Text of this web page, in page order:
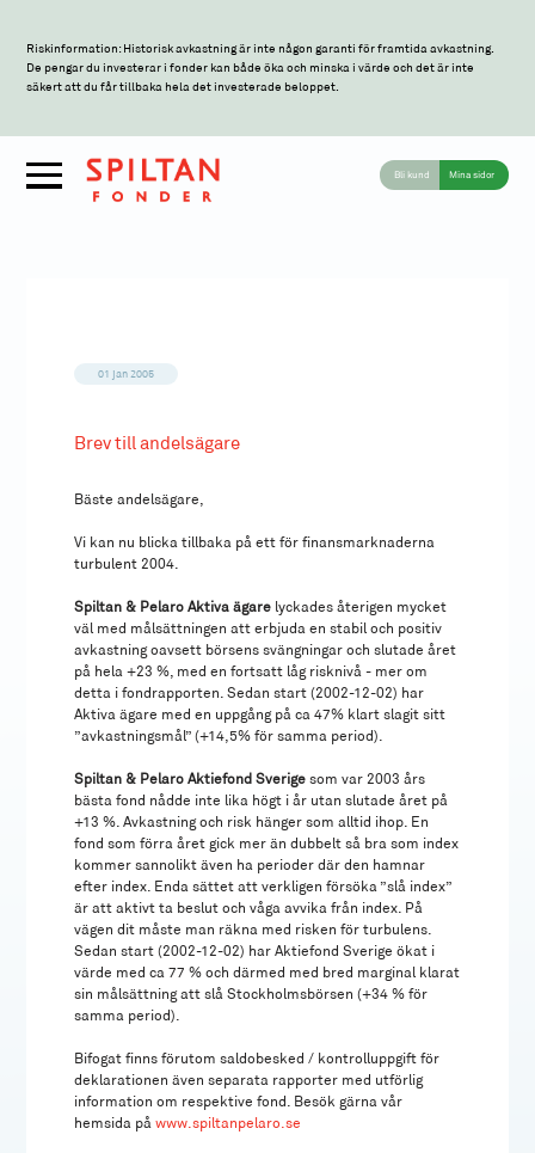
Riskinformation: Historisk avkastning är inte någon garanti för framtida avkastning.
De pengar du investerar i fonder kan både öka och minska i värde och det är inte
säkert att du får tillbaka hela det investerade beloppet.
Bli kund Mina sidor
01 jan 2005
Brev till andelsägare
Bäste andelsägare,
Vi kan nu blicka tillbaka på ett för finansmarknaderna
turbulent 2004.
Spiltan & Pelaro Aktiva ägare lyckades återigen mycket
väl med målsättningen att erbjuda en stabil och positiv
avkastning oavsett börsens svängningar och slutade året
på hela +23 %, med en fortsatt låg risknivå - mer om
detta i fondrapporten. Sedan start (2002-12-02) har
Aktiva ägare med en uppgång på ca 47% klart slagit sitt
”avkastningsmål” (+14,5% för samma period).
Spiltan & Pelaro Aktiefond Sverige som var 2003 års
bästa fond nådde inte lika högt i år utan slutade året på
+13 %. Avkastning och risk hänger som alltid ihop. En
fond som förra året gick mer än dubbelt så bra som index
kommer sannolikt även ha perioder där den hamnar
efter index. Enda sättet att verkligen försöka ”slå index”
är att aktivt ta beslut och våga avvika från index. På
vägen dit måste man räkna med risken för turbulens.
Sedan start (2002-12-02) har Aktiefond Sverige ökat i
värde med ca 77 % och därmed med bred marginal klarat
sin målsättning att slå Stockholmsbörsen (+34 % för
samma period).
Bifogat finns förutom saldobesked / kontrolluppgift för
deklarationen även separata rapporter med utförlig
information om respektive fond. Besök gärna vår
hemsida påwww.spiltanpelaro.se